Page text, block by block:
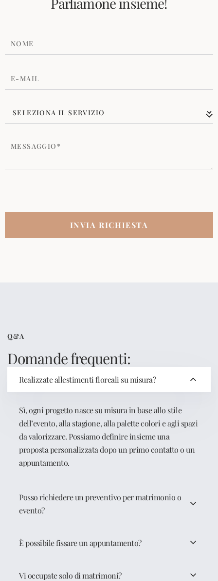
Q&A
Domande frequenti:
Realizzate allestimenti floreali su misura?
Sì, ogni progetto nasce su misura in base allo stile
dell’evento, alla stagione, alla palette colori e agli spazi
da valorizzare. Possiamo definire insieme una
proposta personalizzata dopo un primo contatto o un
appuntamento.
Posso richiedere un preventivo per matrimonio o
evento?
È possibile fissare un appuntamento?
Vi occupate solo di matrimoni?